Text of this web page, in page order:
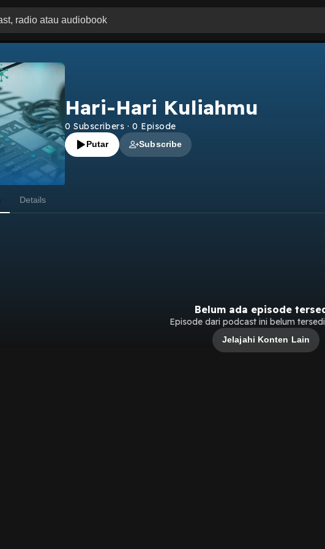
Hari-Hari Kuliahmu
0 Subscribers · 0 Episode
Putar Subscribe
Details
Belum ada episode
Episode dari podcast ini belum
Jelajahi Konten Lain